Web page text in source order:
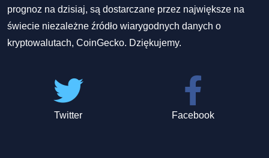
prognoz na dzisiaj, są dostarczane przez największe na
świecie niezależne źródło wiarygodnych danych o
kryptowalutach, CoinGecko. Dziękujemy.
Twitter Facebook